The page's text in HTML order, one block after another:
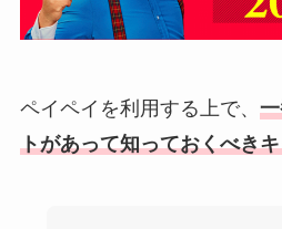
ペイペイを利用する上で、
トがあって知っておくべき